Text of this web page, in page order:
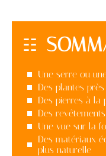
Une serre ou
Des plantes
Des pierres à la
Des
Une vue sur la
Des matériaux
plus naturelle